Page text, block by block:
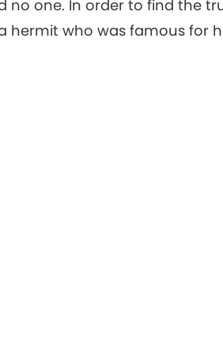
one. In order to find the
hermit who was famous for